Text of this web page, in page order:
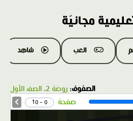
مجانيّة
العب شاهد
الصفوف: روضة 2 ، الصف الأول
صفحة 0 - 10